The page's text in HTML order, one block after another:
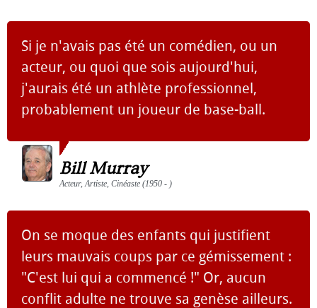
Si je n'avais pas été un comédien, ou un
acteur, ou quoi que sois aujourd'hui,
j'aurais été un athlète professionnel,
probablement un joueur de base-ball.
Bill Murray
Acteur, Artiste, Cinéaste (1950 - )
On se moque des enfants qui justifient
leurs mauvais coups par ce gémissement :
"C'est lui qui a commencé !" Or, aucun
conflit adulte ne trouve sa genèse ailleurs.